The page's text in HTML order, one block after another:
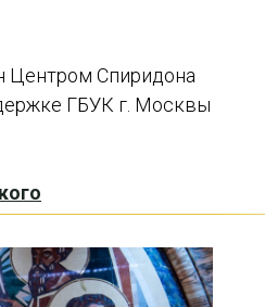
Центром Спиридона
ГБУК г. Москвы